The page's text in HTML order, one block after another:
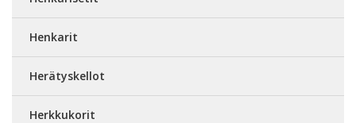
Henkarit
Herätyskellot
Herkkukorit